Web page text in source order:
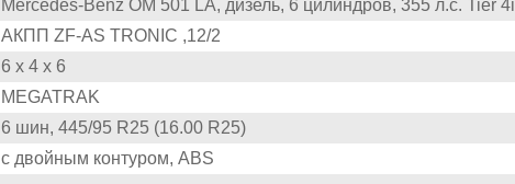
Mercedes-Benz OM 501 LA, дизель, 6 цилиндров, 355 л.с. Tier 4i
АКПП ZF-AS TRONIC ,12/2
6 х 4 х 6
MEGATRAK
6 шин, 445/95 R25 (16.00 R25)
с двойным контуром, ABS